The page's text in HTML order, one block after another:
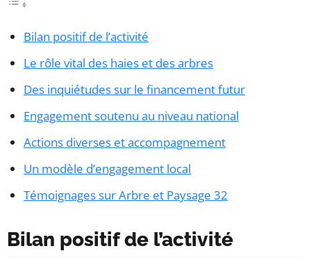
Bilan positif de l’activité
Le rôle vital des haies et des arbres
Des inquiétudes sur le financement futur
Engagement soutenu au niveau national
Actions diverses et accompagnement
Un modèle d’engagement local
Témoignages sur Arbre et Paysage 32
Bilan positif de l’activité